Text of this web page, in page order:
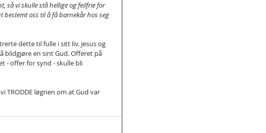
så vi skulle stå hellige og feilfrie for
oss til å få barnekår hos seg
dette til fulle i sitt liv. Jesus og
blidgjøre en sint Gud. Offeret på
- offer for synd - skulle bli
TRODDE løgnen om at Gud var